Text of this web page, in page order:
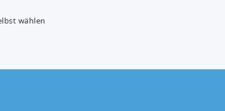
wählen